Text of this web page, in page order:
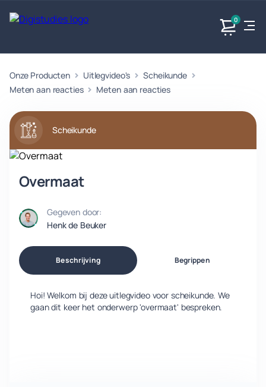
0
Exacte
vakken
Geen
vakken.
Taalvakken
vakken.
Maatschappijvakken
Onze Producten Uitlegvideo's
Scheikunde
Meten aan reacties
Meten aan reacties
Scheikunde
Overmaat
Gegeven door:
Henk de Beuker
Beschrijving Begrippen
Hoi! Welkom bij deze uitlegvideo voor scheikunde. We
gaan dit keer het onderwerp 'overmaat' bespreken.